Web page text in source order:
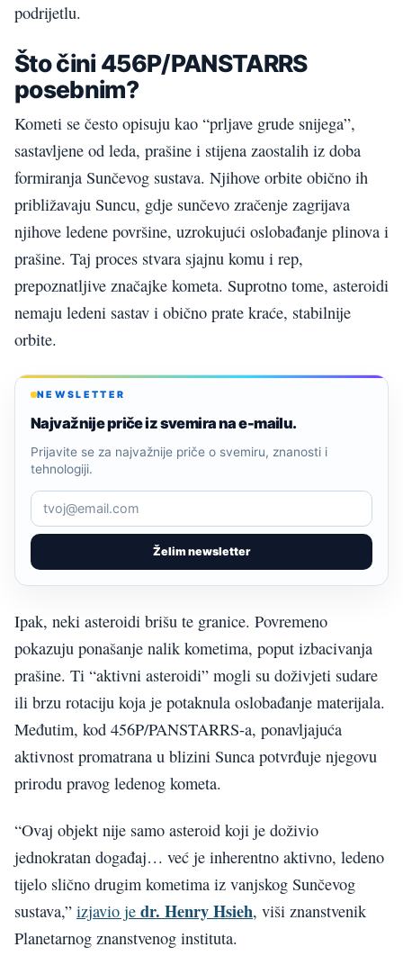
podrijetlu.
Što čini 456P/PANSTARRS
posebnim?
Kometi se često opisuju kao “prljave grude snijega”,
sastavljene od leda, prašine i stijena zaostalih iz doba
formiranja Sunčevog sustava. Njihove orbite obično ih
približavaju Suncu, gdje sunčevo zračenje zagrijava
njihove ledene površine, uzrokujući oslobađanje plinova i
prašine. Taj proces stvara sjajnu komu i rep,
prepoznatljive značajke kometa. Suprotno tome, asteroidi
nemaju ledeni sastav i obično prate kraće, stabilnije
orbite.
NEWSLETTER
Najvažnije priče iz svemira na e-mailu.
Želim newsletter
Prijavite se za najvažnije priče o svemiru, znanosti i
tehnologiji.
Ipak, neki asteroidi brišu te granice. Povremeno
pokazuju ponašanje nalik kometima, poput izbacivanja
prašine. Ti “aktivni asteroidi” mogli su doživjeti sudare
ili brzu rotaciju koja je potaknula oslobađanje materijala.
Međutim, kod 456P/PANSTARRS-a, ponavljajuća
aktivnost promatrana u blizini Sunca potvrđuje njegovu
prirodu pravog ledenog kometa.
“Ovaj objekt nije samo asteroid koji je doživio
jednokratan događaj… već je inherentno aktivno, ledeno
tijelo slično drugim kometima iz vanjskog Sunčevog
sustava,” izjavio je dr. Henry Hsieh, viši znanstvenik
Planetarnog znanstvenog instituta.